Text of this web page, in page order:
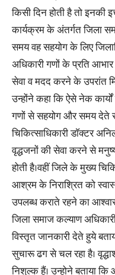
किसी दिन होती है तो इनकी
कार्यक्रम के अंतर्गत जिला
समय वह सहयोग के लिए
अधिकारी गणों के प्रति
सेवा व मदद करने के उपरांत
उन्होंने कहा कि ऐसे नेक
गणों से सहयोग और समय देते
चिकित्साधिकारी डाॅक्टर
वृद्धजनों की सेवा करने से
होती है।वहीं जिले के मुख्य
आश्रम के निराश्रित को
उपलब्ध कराते रहने का
जिला समाज कल्याण अधिकारी
विस्तृत जानकारी देते हुये
सुचारू ढग से चल रहा है।
निशुल्क हैं। उन्होने बताया कि